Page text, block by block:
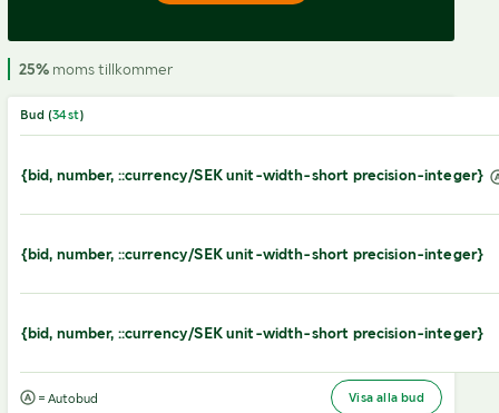
25%moms tillkommer
Bud (34st)
{bid, number, ::currency/SEK unit-width-short precision-integer}
{bid, number, ::currency/SEK unit-width-short precision-integer}
{bid, number, ::currency/SEK unit-width-short precision-integer}
= Autobud Visa alla bud